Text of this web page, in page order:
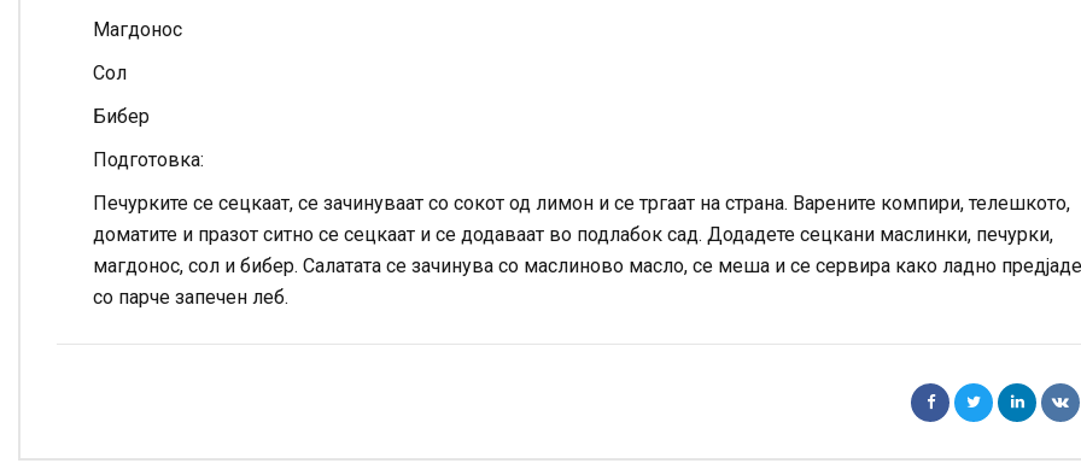
Магдонос
Сол
Бибер
Подготовка:
Печурките се сецкаат, се зачинуваат со сокот од лимон и се тргаат на страна. Варените компири, телешкото,
доматите и празот ситно се сецкаат и се додаваат во подлабок сад. Додадете сецкани маслинки, печурки,
магдонос, сол и бибер. Салатата се зачинува со маслиново масло, се меша и се сервира како ладно
со парче запечен леб.